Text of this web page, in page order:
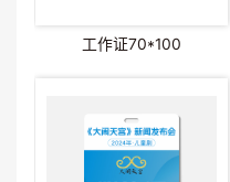
工作证70*100